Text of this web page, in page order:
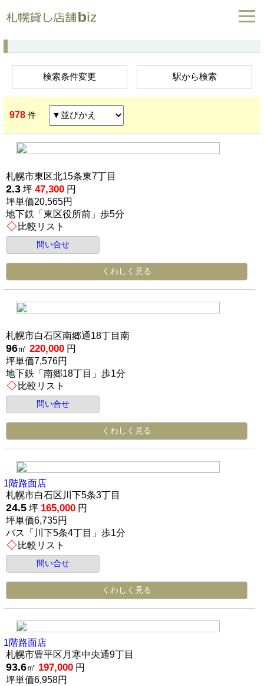
検索条件変更 駅から検索
978 件
札幌市東区北15条東7丁目
2.3 坪47,300 円
坪単価20,565円
地下鉄「東区役所前」歩5分
比較リスト
問い合せ
くわしく見る
札幌市白石区南郷通18丁目南
96㎡220,000 円
坪単価7,576円
地下鉄「南郷18丁目」歩1分
比較リスト
問い合せ
くわしく見る
1階路面店
札幌市白石区川下5条3丁目
24.5 坪 165,000 円
坪単価6,735円
バス「川下5条4丁目」歩1分
比較リスト
問い合せ
くわしく見る
1階路面店
札幌市豊平区月寒中央通9丁目
93.6㎡ 197,000 円
坪単価6,958円